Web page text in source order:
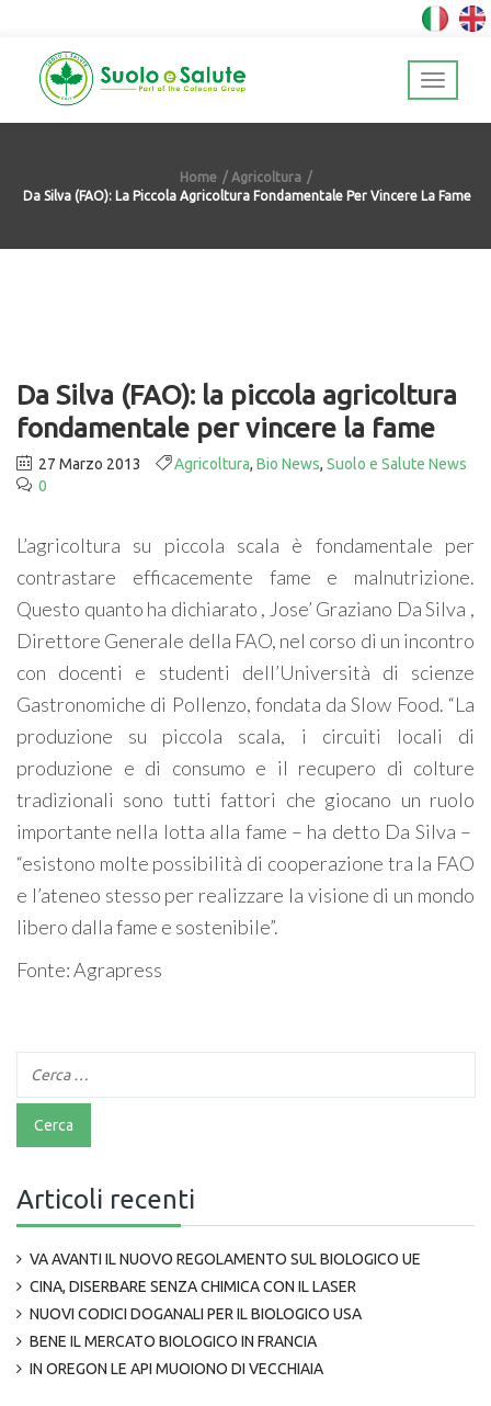
Home
Agricoltura
Da Silva (FAO): La Piccola Agricoltura Fondamentale Per Vincere La Fame
Da Silva (FAO): la piccola agricoltura
fondamentale per vincere la fame
27 Marzo 2013 Agricoltura, Bio News, Suolo e Salute News
0
L’agricoltura su piccola scala è fondamentale per
contrastare efficacemente fame e malnutrizione.
Questo quanto ha dichiarato , Jose’ Graziano Da Silva ,
Direttore Generale della FAO, nel corso di un incontro
con docenti e studenti dell’Università di scienze
Gastronomiche di Pollenzo, fondata da Slow Food. “La
produzione su piccola scala, i circuiti locali di
produzione e di consumo e il recupero di colture
tradizionali sono tutti fattori che giocano un ruolo
importante nella lotta alla fame – ha detto Da Silva –
“esistono molte possibilità di cooperazione tra la FAO
e l’ateneo stesso per realizzare la visione di un mondo
libero dalla fame e sostenibile”.
Fonte: Agrapress
Articoli recenti
VA AVANTI IL NUOVO REGOLAMENTO SUL BIOLOGICO UE
CINA, DISERBARE SENZA CHIMICA CON IL LASER
NUOVI CODICI DOGANALI PER IL BIOLOGICO USA
BENE IL MERCATO BIOLOGICO IN FRANCIA
IN OREGON LE API MUOIONO DI VECCHIAIA